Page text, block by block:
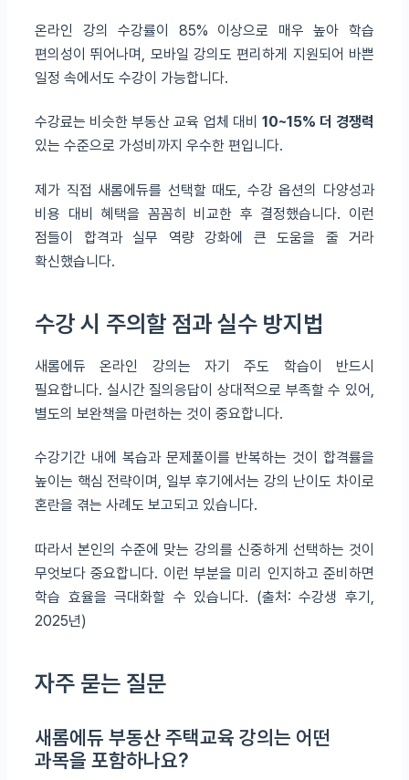
온라인 강의 수강률이 85% 이상으로 매우 높아 학습
편의성이 뛰어나며, 모바일 강의도 편리하게 지원되어 바쁜
일정 속에서도 수강이 가능합니다.
수강료는 비슷한 부동산 교육 업체 대비 10~15% 더 경쟁력
있는 수준으로 가성비까지 우수한 편입니다.
제가 직접 새롬에듀를 선택할 때도, 수강 옵션의 다양성과
비용 대비 혜택을 꼼꼼히 비교한 후 결정했습니다. 이런
점들이 합격과 실무 역량 강화에 큰 도움을 줄 거라
확신했습니다.
수강 시 주의할 점과 실수 방지법
새롬에듀 온라인 강의는 자기 주도 학습이 반드시
필요합니다. 실시간 질의응답이 상대적으로 부족할 수 있어,
별도의 보완책을 마련하는 것이 중요합니다.
수강기간 내에 복습과 문제풀이를 반복하는 것이 합격률을
높이는 핵심 전략이며, 일부 후기에서는 강의 난이도 차이로
혼란을 겪는 사례도 보고되고 있습니다.
따라서 본인의 수준에 맞는 강의를 신중하게 선택하는 것이
무엇보다 중요합니다. 이런 부분을 미리 인지하고 준비하면
학습 효율을 극대화할 수 있습니다. (출처: 수강생 후기,
2025년)
자주 묻는 질문
새롬에듀 부동산 주택교육 강의는 어떤
과목을 포함하나요?